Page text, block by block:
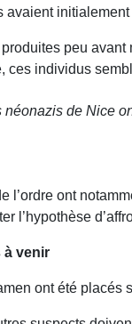
avaient
peu avant
ces individus
néonazis de Nice
l’ordre ont
l’hypothèse
à venir
ont été placés